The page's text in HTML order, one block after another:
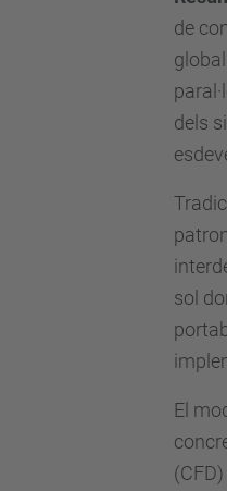
.
e
d
u
/
c
/
d
v
e
n
de
dels
sol
El